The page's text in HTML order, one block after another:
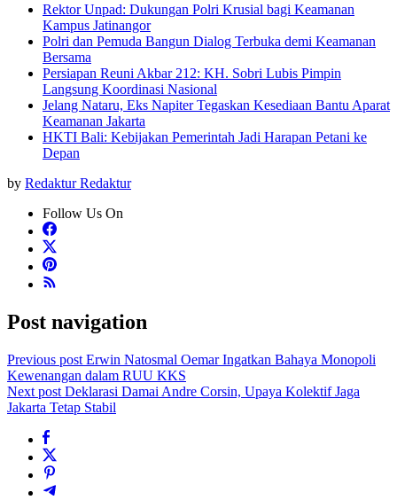
Rektor Unpad: Dukungan Polri Krusial bagi Keamanan
Kampus Jatinangor
Polri dan Pemuda Bangun Dialog Terbuka demi Keamanan
Bersama
Persiapan Reuni Akbar 212: KH. Sobri Lubis Pimpin
Langsung Koordinasi Nasional
Jelang Nataru, Eks Napiter Tegaskan Kesediaan Bantu Aparat
Keamanan Jakarta
HKTI Bali: Kebijakan Pemerintah Jadi Harapan Petani ke
Depan
by Redaktur Redaktur
Follow Us On
Post navigation
Previous post Erwin Natosmal Oemar Ingatkan Bahaya Monopoli
Kewenangan dalam RUU KKS
Next post Deklarasi Damai Andre Corsin, Upaya Kolektif Jaga
Jakarta Tetap Stabil